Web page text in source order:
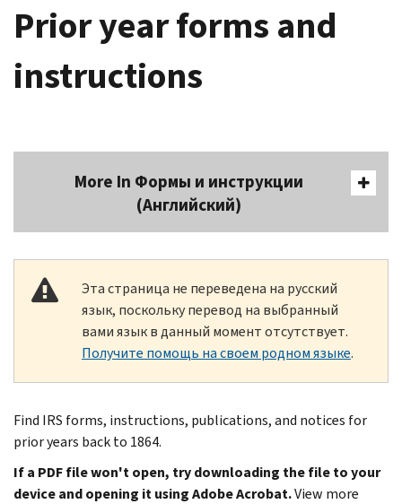
Prior year forms and
instructions
More In Формы и инструкции
(Английский)
Эта страница не переведена на русский
язык, поскольку перевод на выбранный
вами язык в данный момент отсутствует.
Получите помощь на своем родном языке.
Find IRS forms, instructions, publications, and notices for
prior years back to 1864.
If a PDF file won't open, try downloading the file to your
device and opening it using Adobe Acrobat.View more